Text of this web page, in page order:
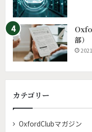
部）
カテゴリー
OxfordClubマガジン